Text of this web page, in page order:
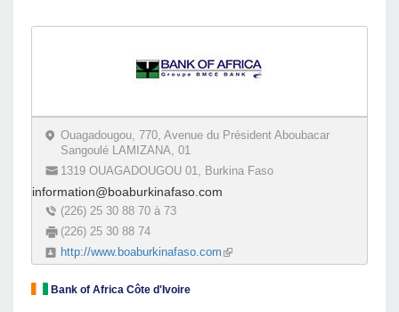
Ouagadougou, 770, Avenue du Président Aboubacar
Sangoulé LAMIZANA, 01
1319 OUAGADOUGOU 01, Burkina Faso
information@boaburkinafaso.com
(226) 25 30 88 70 à 73
(226) 25 30 88 74
http://www.boaburkinafaso.com (link is external)
Bank of Africa Côte d'Ivoire